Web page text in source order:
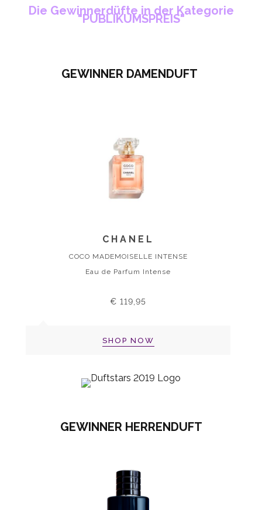
Die Gewinnerdüfte in der Kategorie
"PUBLIKUMSPREIS"
GEWINNER DAMENDUFT
CHANEL
COCO MADEMOISELLE INTENSE
Eau de Parfum Intense
€ 119,95
SHOP NOW
GEWINNER HERRENDUFT